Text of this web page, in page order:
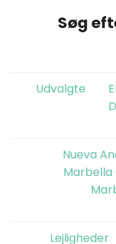
Søg
Udvalgte
Nueva
Marbella
Lejligheder